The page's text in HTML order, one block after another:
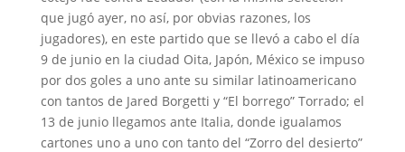
que jugó ayer, no así, por obvias razones, los
jugadores), en este partido que se llevó a cabo el día
9 de junio en la ciudad Oita, Japón, México se impuso
por dos goles a uno ante su similar latinoamericano
con tantos de Jared Borgetti y “El borrego” Torrado; el
13 de junio llegamos ante Italia, donde igualamos
cartones uno a uno con tanto del “Zorro del desierto”